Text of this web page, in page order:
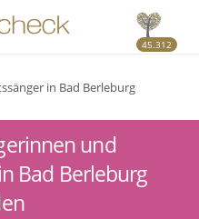
45.312
in Bad Berleburg
und
Bad Berleburg